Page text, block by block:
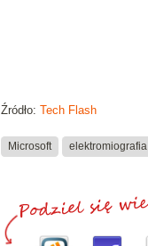
Źródło: Tech Flash
Microsoft elektromiografia